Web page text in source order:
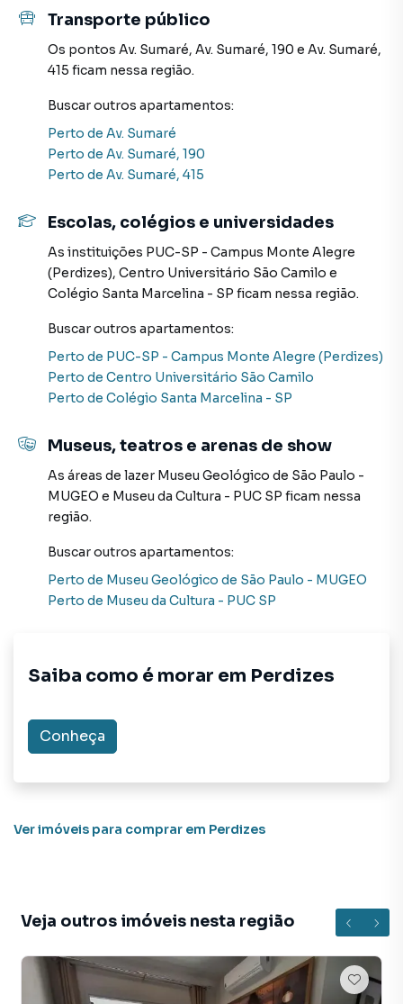
planta em Perdizes e em outras regiões de São Paulo. Aqui
você encontra milhares de ofertas para encontrar o imóvel
que mais combina com seu estilo de vida.
segurança e tranquilidade. Na Davantage consultoria
imobiliária você consegue comprar ou alugar um imóvel
em São Paulo mesmo não estando na cidade e com a
praticidade de fazer tudo online, direto do seu computador
simplificar a relação de proprietários, inquilinos e
compradores com o mercado imobiliário.
Anuncie seu imóvel! É fácil, rápido e gratuito! A Davantage
consultoria imobiliária é uma imobiliária digital com
Na Davantage consultoria imobiliária você consegue
vender ou alugar seu imóvel muito mais rápido do que em
imobiliárias tradicionais. Já vendemos e locamos diversos
porque temos uma equipe de marketing digital focada em
aumenta muito o número de contatos interessados e
tendo como consequência uma maior chance de vender ou
alugar seu imóvel mais rápido. Contamos também com um
time de programadores, corretores treinados e uma
proprietários e inquilinos.
Transporte público
Os pontos Av. Sumaré, Av. Sumaré, 190 e Av. Sumaré,
415 ficam nessa região.
Buscar outros apartamentos:
Perto de Av. Sumaré
Perto de Av. Sumaré, 190
Perto de Av. Sumaré, 415
Escolas, colégios e universidades
As instituições PUC-SP - Campus Monte Alegre
(Perdizes), Centro Universitário São Camilo e
Colégio Santa Marcelina - SP ficam nessa região.
Buscar outros apartamentos:
Perto de PUC-SP - Campus Monte Alegre (Perdizes)
Perto de Centro Universitário São Camilo
Perto de Colégio Santa Marcelina - SP
Museus, teatros e arenas de show
As áreas de lazer Museu Geológico de São Paulo -
MUGEO e Museu da Cultura - PUC SP ficam nessa
região.
Buscar outros apartamentos:
Perto de Museu Geológico de São Paulo - MUGEO
Perto de Museu da Cultura - PUC SP
Saiba como é morar em Perdizes
Conheça
Ver imóveis para comprar em Perdizes
Veja outros imóveis nesta região